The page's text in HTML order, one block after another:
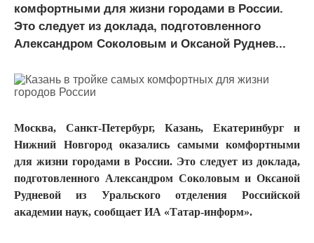
комфортными для жизни городами в России.
Это следует из доклада, подготовленного
Александром Соколовым и Оксаной Руднев...
Москва, Санкт-Петербург, Казань, Екатеринбург и
Нижний Новгород оказались самыми комфортными
для жизни городами в России. Это следует из доклада,
подготовленного Александром Соколовым и Оксаной
Рудневой из Уральского отделения Российской
академии наук, сообщает ИА «Татар-информ».